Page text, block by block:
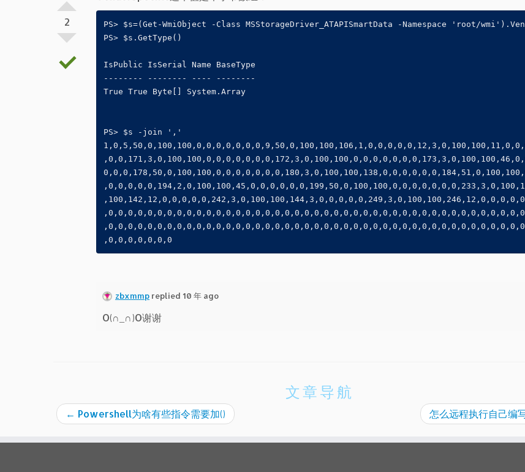
2
PS> $s=(Get-WmiObject -Class MSStorageDriver_ATAPISmartData -Namespace 'root/
PS> $s.GetType()
IsPublic IsSerial Name BaseType
-------- -------- ---- --------
True True Byte[] System.Array
PS> $s -join ','
,0,0,0,0,0,0,0
zbxmmp replied 10 年 ago
O(∩_∩)O谢谢
文章导航
← Powershell为啥有些指令需要加() 怎么远程执行自己编